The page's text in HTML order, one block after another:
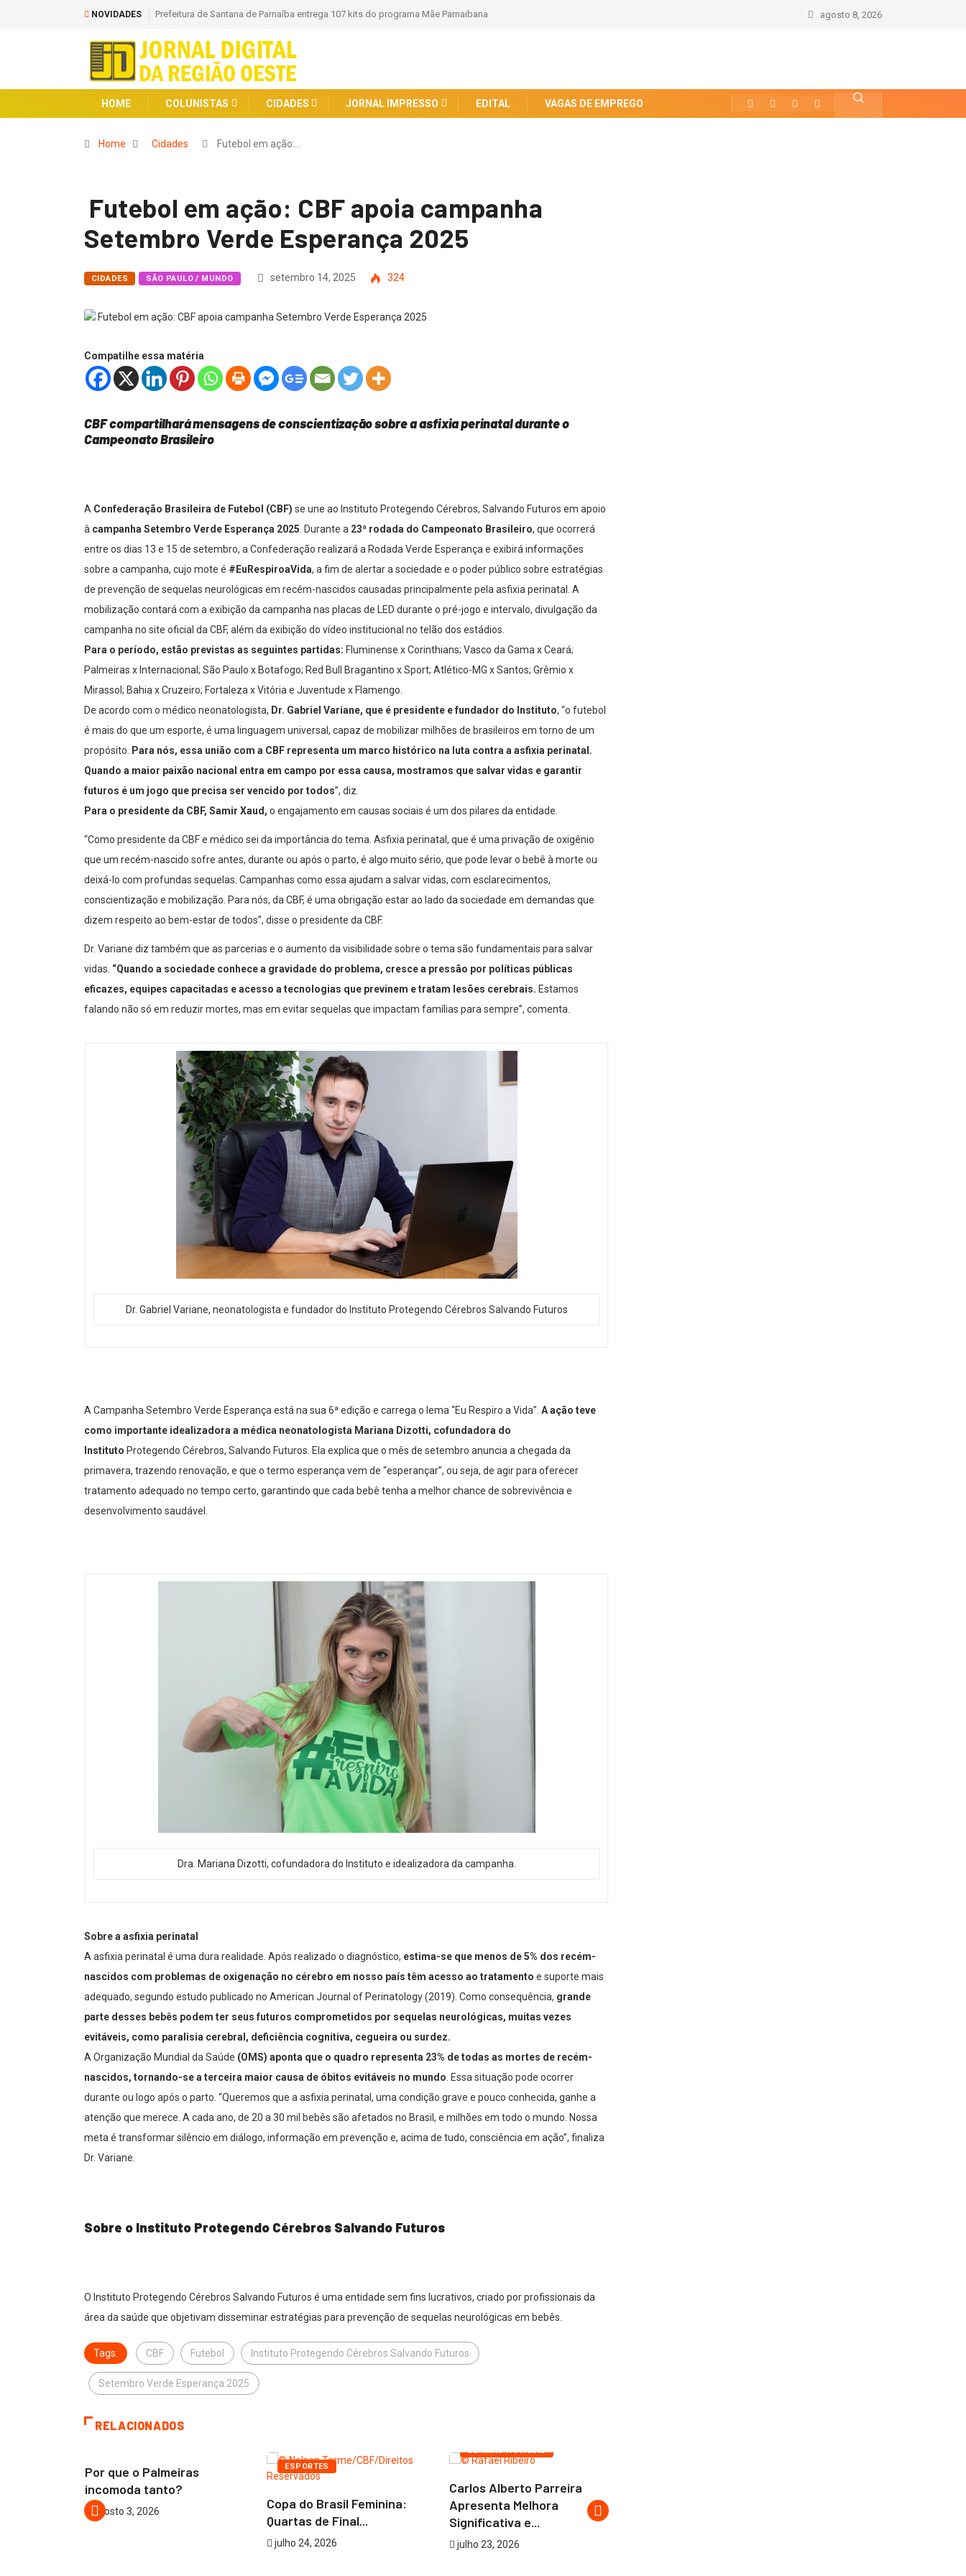
NOVIDADES Prefeitura de Osasco entrega reforma do PS André Sacco neste sábado,(8) agosto 8, 2026
HOME COLUNISTAS CIDADES JORNAL IMPRESSO EDITAL VAGAS DE EMPREGO
Home Cidades Futebol em ação:…
Futebol em ação: CBF apoia campanha
Setembro Verde Esperança 2025
CIDADES SÃO PAULO / MUNDO setembro 14, 2025 324
Compatilhe essa matéria
CBF compartilhará mensagens de conscientização sobre a asfixia perinatal durante o
Campeonato Brasileiro
A Confederação Brasileira de Futebol (CBF) se une ao Instituto Protegendo Cérebros, Salvando Futuros em apoio
à campanha Setembro Verde Esperança 2025. Durante a 23ª rodada do Campeonato Brasileiro, que ocorrerá
entre os dias 13 e 15 de setembro, a Confederação realizará a Rodada Verde Esperança e exibirá informações
sobre a campanha, cujo mote é #EuRespiroaVida, a fim de alertar a sociedade e o poder público sobre estratégias
de prevenção de sequelas neurológicas em recém-nascidos causadas principalmente pela asfixia perinatal. A
mobilização contará com a exibição da campanha nas placas de LED durante o pré-jogo e intervalo, divulgação da
campanha no site oficial da CBF, além da exibição do vídeo institucional no telão dos estádios.
Para o período, estão previstas as seguintes partidas: Fluminense x Corinthians; Vasco da Gama x Ceará;
Palmeiras x Internacional; São Paulo x Botafogo; Red Bull Bragantino x Sport; Atlético-MG x Santos; Grêmio x
Mirassol; Bahia x Cruzeiro; Fortaleza x Vitória e Juventude x Flamengo.
De acordo com o médico neonatologista, Dr. Gabriel Variane, que é presidente e fundador do Instituto, “o futebol
é mais do que um esporte, é uma linguagem universal, capaz de mobilizar milhões de brasileiros em torno de um
propósito. Para nós, essa união com a CBF representa um marco histórico na luta contra a asfixia perinatal.
Quando a maior paixão nacional entra em campo por essa causa, mostramos que salvar vidas e garantir
futuros é um jogo que precisa ser vencido por todos”, diz.
Para o presidente da CBF, Samir Xaud, o engajamento em causas sociais é um dos pilares da entidade.
“Como presidente da CBF e médico sei da importância do tema. Asfixia perinatal, que é uma privação de oxigênio
que um recém-nascido sofre antes, durante ou após o parto, é algo muito sério, que pode levar o bebê à morte ou
deixá-lo com profundas sequelas. Campanhas como essa ajudam a salvar vidas, com esclarecimentos,
conscientização e mobilização. Para nós, da CBF, é uma obrigação estar ao lado da sociedade em demandas que
dizem respeito ao bem-estar de todos”, disse o presidente da CBF.
Dr. Variane diz também que as parcerias e o aumento da visibilidade sobre o tema são fundamentais para salvar
vidas. “Quando a sociedade conhece a gravidade do problema, cresce a pressão por políticas públicas
eficazes, equipes capacitadas e acesso a tecnologias que previnem e tratam lesões cerebrais. Estamos
falando não só em reduzir mortes, mas em evitar sequelas que impactam famílias para sempre”, comenta.
Dr. Gabriel Variane, neonatologista e fundador do Instituto Protegendo Cérebros Salvando Futuros
A Campanha Setembro Verde Esperança está na sua 6ª edição e carrega o lema “Eu Respiro a Vida”. A ação teve
como importante idealizadora a médica neonatologista Mariana Dizotti, cofundadora do
Instituto Protegendo Cérebros, Salvando Futuros. Ela explica que o mês de setembro anuncia a chegada da
primavera, trazendo renovação, e que o termo esperança vem de “esperançar”, ou seja, de agir para oferecer
tratamento adequado no tempo certo, garantindo que cada bebê tenha a melhor chance de sobrevivência e
desenvolvimento saudável.
Dra. Mariana Dizotti, cofundadora do Instituto e idealizadora da campanha.
Sobre a asfixia perinatal
A asfixia perinatal é uma dura realidade. Após realizado o diagnóstico, estima-se que menos de 5% dos recém-
nascidos com problemas de oxigenação no cérebro em nosso país têm acesso ao tratamento e suporte mais
adequado, segundo estudo publicado no American Journal of Perinatology (2019). Como consequência, grande
parte desses bebês podem ter seus futuros comprometidos por sequelas neurológicas, muitas vezes
evitáveis, como paralisia cerebral, deficiência cognitiva, cegueira ou surdez.
A Organização Mundial da Saúde (OMS) aponta que o quadro representa 23% de todas as mortes de recém-
nascidos, tornando-se a terceira maior causa de óbitos evitáveis no mundo. Essa situação pode ocorrer
durante ou logo após o parto. “Queremos que a asfixia perinatal, uma condição grave e pouco conhecida, ganhe a
atenção que merece. A cada ano, de 20 a 30 mil bebês são afetados no Brasil, e milhões em todo o mundo. Nossa
meta é transformar silêncio em diálogo, informação em prevenção e, acima de tudo, consciência em ação”, finaliza
Dr. Variane.
Sobre o Instituto Protegendo Cérebros Salvando Futuros
O Instituto Protegendo Cérebros Salvando Futuros é uma entidade sem fins lucrativos, criado por profissionais da
área da saúde que objetivam disseminar estratégias para prevenção de sequelas neurológicas em bebês.
Tags: CBF Futebol Instituto Protegendo Cérebros Salvando Futuros
Setembro Verde Esperança 2025
RELACIONADOS
Por que o Palmeiras
incomoda tanto?
agosto 3, 2026
ESPORTES
Copa do Brasil Feminina:
Quartas de Final...
julho 24, 2026
ÚLTIMAS NOTÍCIAS
Carlos Alberto Parreira
Apresenta Melhora
Significativa e...
julho 23, 2026